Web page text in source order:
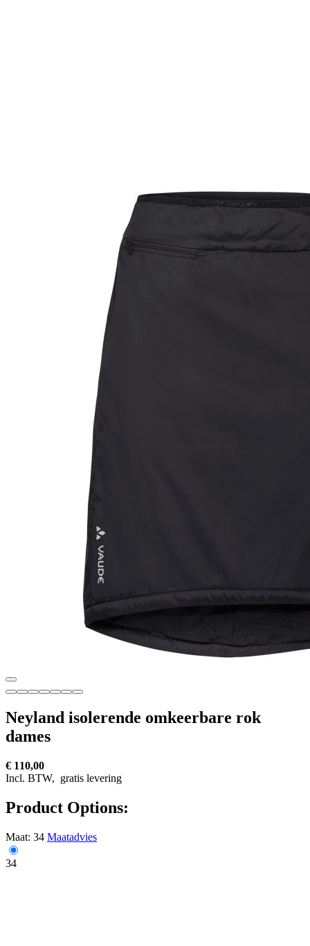
Neyland isolerende omkeerbare rok
dames
€ 110,00
Incl. BTW, gratis levering
Product Options:
Maat: 34 Maatadvies
34